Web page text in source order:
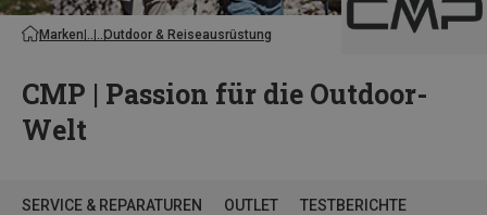
Marken Outdoor & Reiseausrüstung
CMP | Passion für die Outdoor-
Welt
SERVICE & REPARATUREN OUTLET TESTBERICHTE